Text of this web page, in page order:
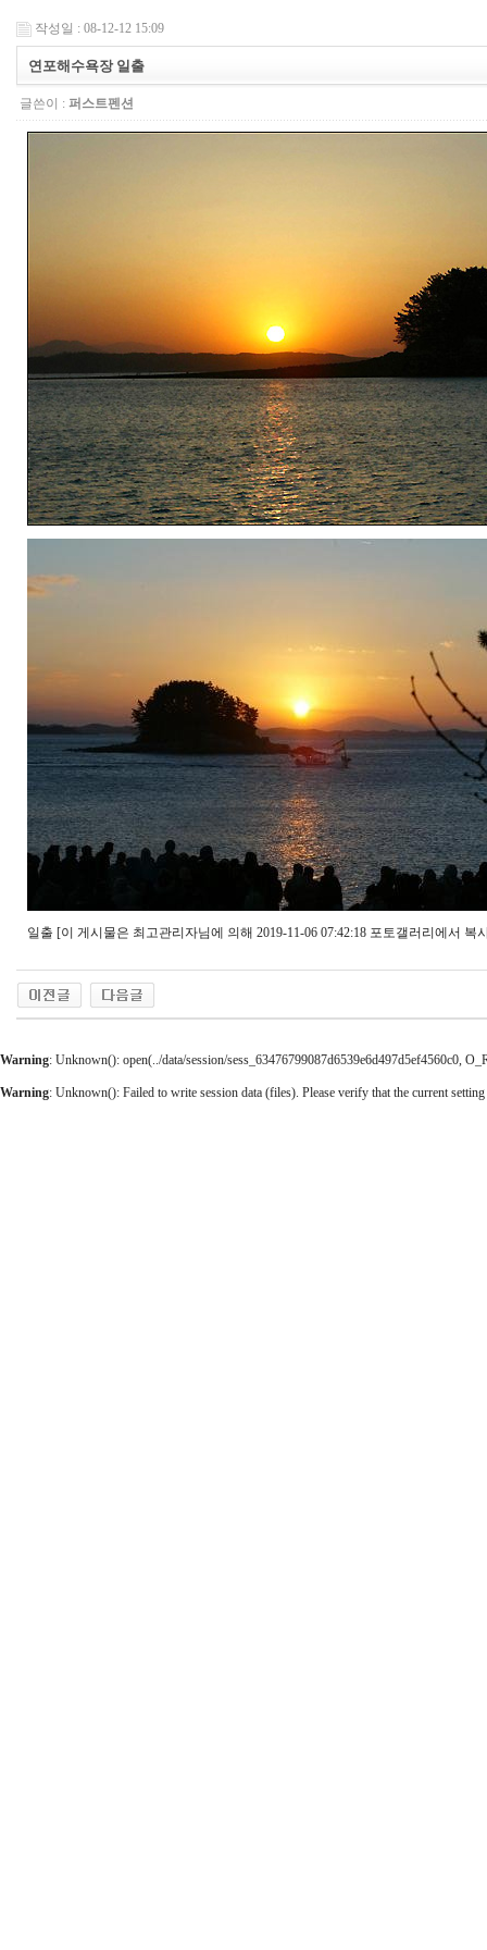
작성일 : 08-12-12 15:09
연포해수욕장 일출
글쓴이 : 퍼스트펜션
일출 [이 게시물은 최고관리자님에 의해 2019-11-06 07:42:18 포토갤러리에서 복
Warning: Unknown(): open(../data/session/sess_63476799087d6539e6d497d5ef4560c0,
Warning: Unknown(): Failed to write session data (files). Please verify that the current